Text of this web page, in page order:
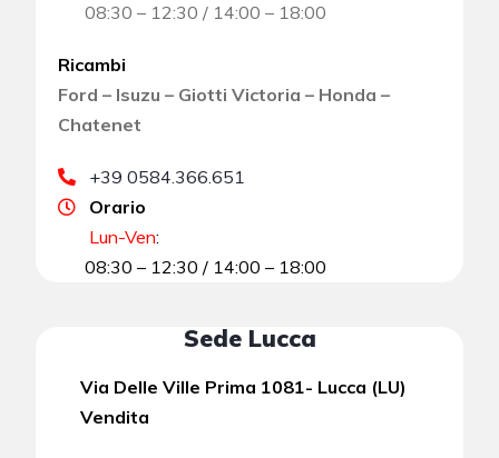
08:30 – 12:30 / 14:00 – 18:00
Ricambi
Ford – Isuzu – Giotti Victoria – Honda –
Chatenet
+39 0584.366.651
Orario
Lun-Ven:
08:30 – 12:30 / 14:00 – 18:00
Sede Lucca
Via Delle Ville Prima 1081- Lucca (LU)
Vendita